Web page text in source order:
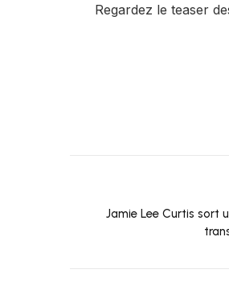
Regardez le teaser
Jamie Lee Curtis sort